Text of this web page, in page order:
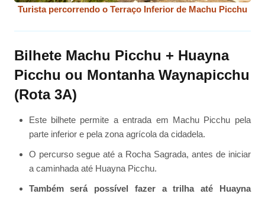
Turista percorrendo o Terraço Inferior de Machu Picchu
Bilhete Machu Picchu + Huayna
Picchu ou Montanha Waynapicchu
(Rota 3A)
Este bilhete permite a entrada em Machu Picchu pela
parte inferior e pela zona agrícola da cidadela.
O percurso segue até a Rocha Sagrada, antes de iniciar
a caminhada até Huayna Picchu.
Também será possível fazer a trilha até Huayna